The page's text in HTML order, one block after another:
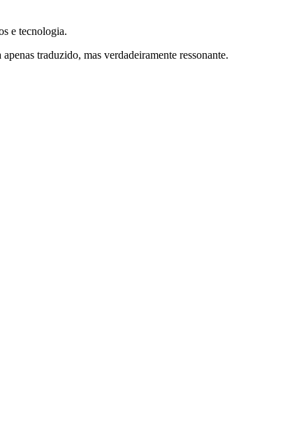
e tecnologia.
traduzido, mas verdadeiramente ressonante.